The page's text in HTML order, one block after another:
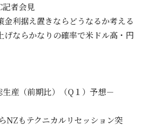
者会見
え置きならどうなるか考える
かなりの確率で米ドル高・円
（前期比）（Q１）予想－
テクニカルリセッション突